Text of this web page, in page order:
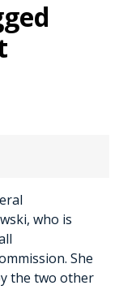
who is
She
the two other